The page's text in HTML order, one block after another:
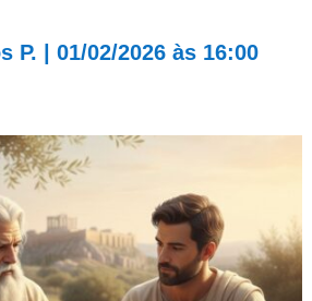
P. 01/02/2026 às 16:00